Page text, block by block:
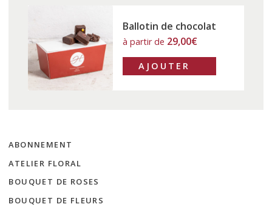
Ballotin de chocolat
à partir de 29,00€
AJOUTER
ABONNEMENT
ATELIER FLORAL
BOUQUET DE ROSES
BOUQUET DE FLEURS